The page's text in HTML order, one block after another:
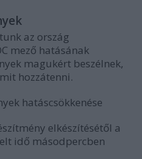
az ország
mező hatásának
magukért beszélnek,
hozzátenni.
hatáscsökkenése
elkészítésétől a
idő másodpercben